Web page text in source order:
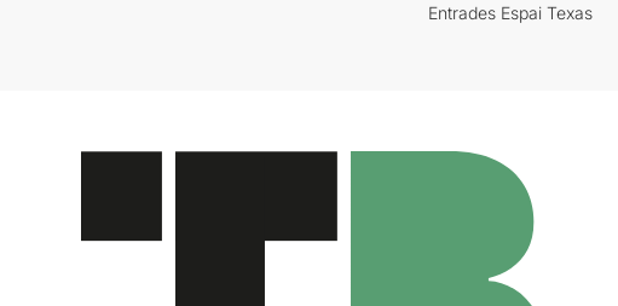
Entrades Espai Texas